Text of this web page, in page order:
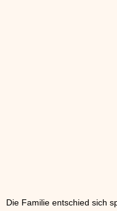
Die Familie entschied sich